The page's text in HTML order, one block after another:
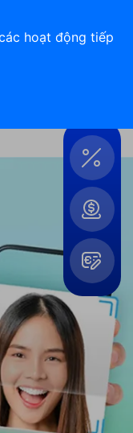
Tiện
ích
Mở
rộng
hoạt động tiếp